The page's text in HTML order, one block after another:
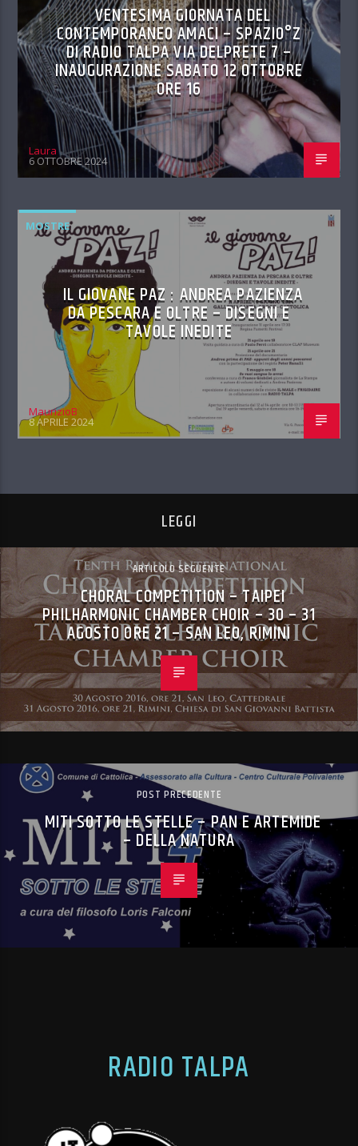
VENTESIMA GIORNATA DEL
CONTEMPORANEO AMACI – SPAZIO°Z
DI RADIO TALPA VIA DELPRETE 7 –
INAUGURAZIONE SABATO 12 OTTOBRE
ORE 16
Laura
6 OTTOBRE 2024
MOSTRE
IL GIOVANE PAZ : ANDREA PAZIENZA
DA PESCARA E OLTRE – DISEGNI E
TAVOLE INEDITE
MaurizioB
8 APRILE 2024
LEGGI
ARTICOLO SEGUENTE
CHORAL COMPETITION – TAIPEI
PHILHARMONIC CHAMBER CHOIR – 30 – 31
AGOSTO ORE 21 – SAN LEO, RIMINI
POST PRECEDENTE
MITI SOTTO LE STELLE – PAN E ARTEMIDE
– DELLA NATURA
RADIO TALPA